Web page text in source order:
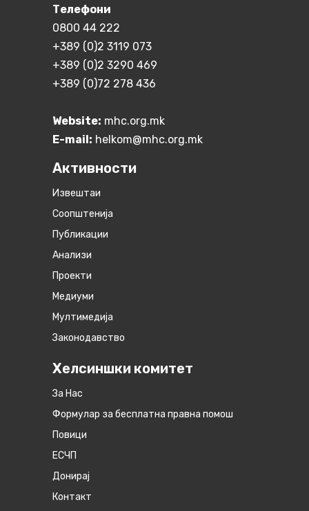
Телефони
0800 44 222
+389 (0)2 3119 073
+389 (0)2 3290 469
+389 (0)72 278 436
Website: mhc.org.mk
E-mail: helkom@mhc.org.mk
Активности
Извештаи
Соопштенија
Публикации
Анализи
Проекти
Медиуми
Мултимедија
Законодавство
Хелсиншки комитет
За Нас
Формулар за бесплатна правна помош
Повици
ЕСЧП
Донирај
Контакт